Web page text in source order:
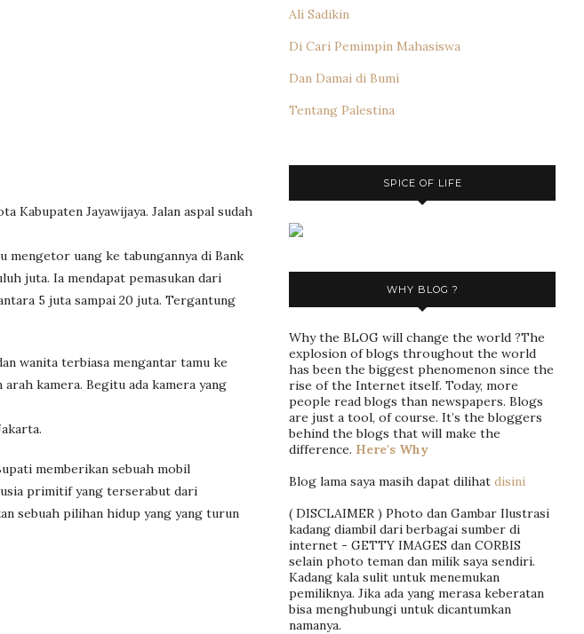
Kabupaten Jayawijaya. Jalan aspal sudah
mengetor uang ke tabungannya di Bank
juta. Ia mendapat pemasukan dari
5 juta sampai 20 juta. Tergantung
wanita terbiasa mengantar tamu ke
kamera. Begitu ada kamera yang
memberikan sebuah mobil
primitif yang terserabut dari
sebuah pilihan hidup yang yang turun
Ali Sadikin
Di Cari Pemimpin Mahasiswa
Dan Damai di Bumi
Tentang Palestina
SPICE OF LIFE
WHY BLOG ?
Why the BLOG will change the world ?The
explosion of blogs throughout the world
has been the biggest phenomenon since the
rise of the Internet itself. Today, more
people read blogs than newspapers. Blogs
are just a tool, of course. It’s the bloggers
behind the blogs that will make the
difference. Here's Why
Blog lama saya masih dapat dilihat disini
( DISCLAIMER ) Photo dan Gambar Ilustrasi
kadang diambil dari berbagai sumber di
internet - GETTY IMAGES dan CORBIS
selain photo teman dan milik saya sendiri.
Kadang kala sulit untuk menemukan
pemiliknya. Jika ada yang merasa keberatan
bisa menghubungi untuk dicantumkan
namanya.